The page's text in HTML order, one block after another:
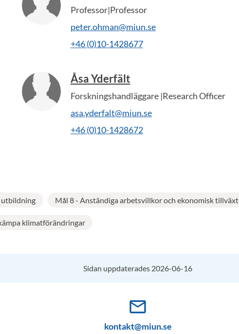
Professor|Professor
peter.ohman@miun.se
+46 (0)10-1428677
Åsa Yderfält
Forskningshandläggare |Research Officer
asa.yderfalt@miun.se
+46 (0)10-1428672
utbildning Mål 8 - Anständiga arbetsvillkor och ekonomisk tillväxt
klimatförändringar
Sidan uppdaterades 2026-06-16
mail_outline
kontakt@miun.se